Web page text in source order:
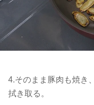
4.そのまま豚肉も焼き
拭き取る。